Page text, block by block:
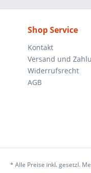
Shop Service
Kontakt
Versand und
Widerrufsrecht
AGB
* Alle Preise inkl. gesetzl.